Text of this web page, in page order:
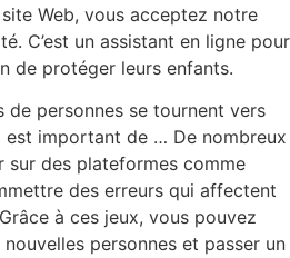
Web, vous acceptez notre
C’est un assistant en ligne pour
de protéger leurs enfants.
de personnes se tournent vers
est important de … De nombreux
sur des plateformes comme
des erreurs qui affectent
à ces jeux, vous pouvez
personnes et passer un